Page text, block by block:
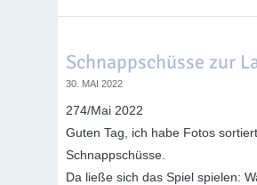
Schnappschüsse zur
30. MAI 2022
274/Mai 2022
Guten Tag, ich habe Fotos
Schnappschüsse.
Da ließe sich das Spiel spielen: